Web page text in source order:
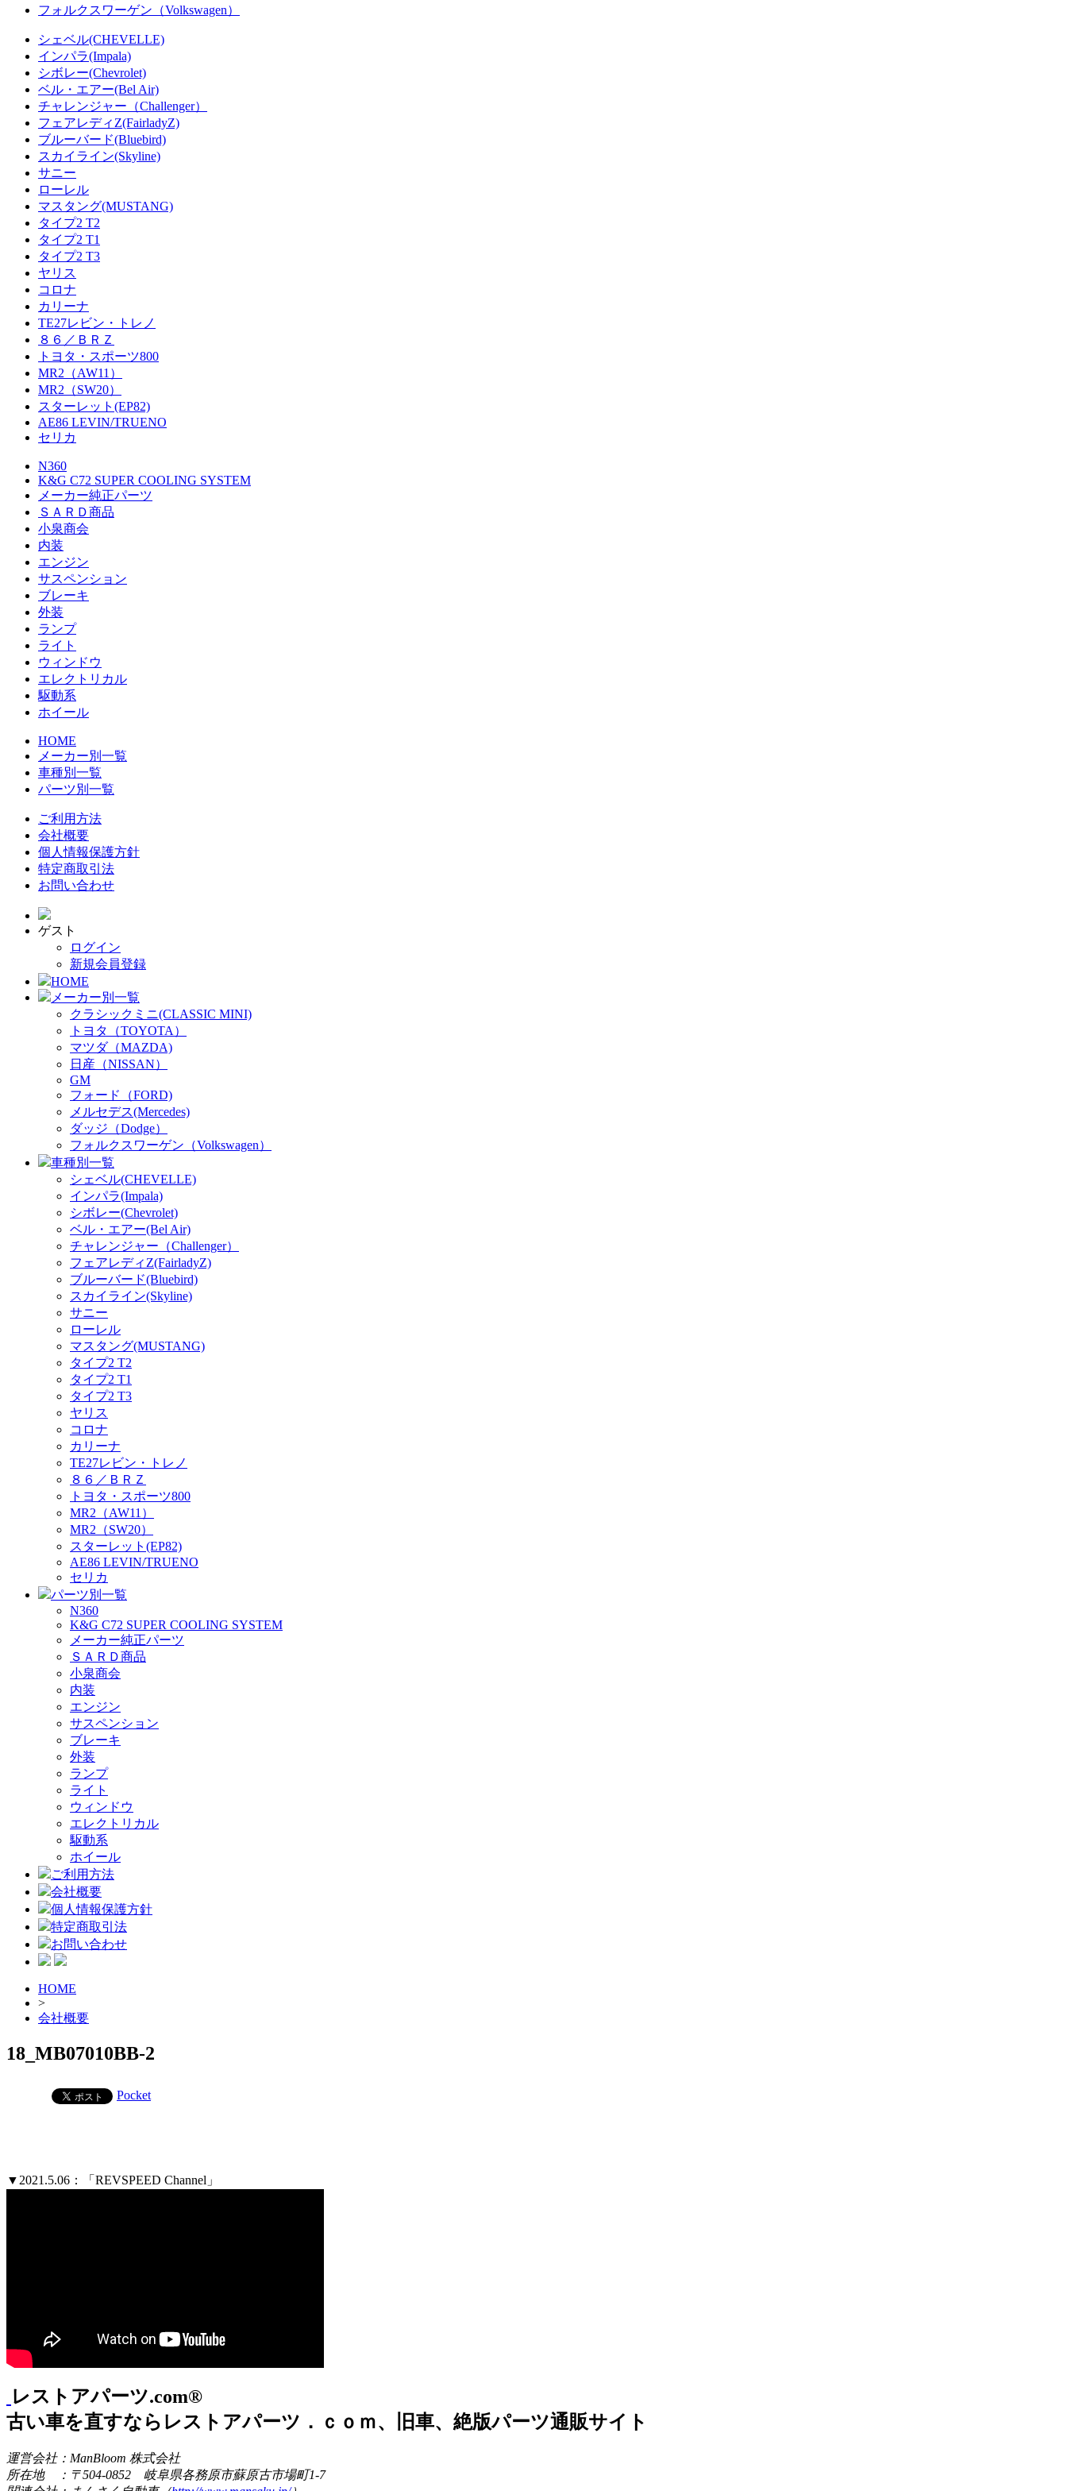
フォルクスワーゲン（Volkswagen）
シェベル(CHEVELLE)
インパラ(Impala)
シボレー(Chevrolet)
ベル・エアー(Bel Air)
チャレンジャー（Challenger）
フェアレディZ(FairladyZ)
ブルーバード(Bluebird)
スカイライン(Skyline)
サニー
ローレル
マスタング(MUSTANG)
タイプ2 T2
タイプ2 T1
タイプ2 T3
ヤリス
コロナ
カリーナ
TE27レビン・トレノ
８６／ＢＲＺ
トヨタ・スポーツ800
MR2（AW11）
MR2（SW20）
スターレット(EP82)
AE86 LEVIN/TRUENO
セリカ
N360
K&G C72 SUPER COOLING SYSTEM
メーカー純正パーツ
ＳＡＲＤ商品
小泉商会
内装
エンジン
サスペンション
ブレーキ
外装
ランプ
ライト
ウィンドウ
エレクトリカル
駆動系
ホイール
HOME
メーカー別一覧
車種別一覧
パーツ別一覧
ご利用方法
会社概要
個人情報保護方針
特定商取引法
お問い合わせ
ゲスト
ログイン
新規会員登録
HOME
メーカー別一覧
クラシックミニ(CLASSIC MINI)
トヨタ（TOYOTA）
マツダ（MAZDA)
日産（NISSAN）
GM
フォード（FORD)
メルセデス(Mercedes)
ダッジ（Dodge）
フォルクスワーゲン（Volkswagen）
車種別一覧
シェベル(CHEVELLE)
インパラ(Impala)
シボレー(Chevrolet)
ベル・エアー(Bel Air)
チャレンジャー（Challenger）
フェアレディZ(FairladyZ)
ブルーバード(Bluebird)
スカイライン(Skyline)
サニー
ローレル
マスタング(MUSTANG)
タイプ2 T2
タイプ2 T1
タイプ2 T3
ヤリス
コロナ
カリーナ
TE27レビン・トレノ
８６／ＢＲＺ
トヨタ・スポーツ800
MR2（AW11）
MR2（SW20）
スターレット(EP82)
AE86 LEVIN/TRUENO
セリカ
パーツ別一覧
N360
K&G C72 SUPER COOLING SYSTEM
メーカー純正パーツ
ＳＡＲＤ商品
小泉商会
内装
エンジン
サスペンション
ブレーキ
外装
ランプ
ライト
ウィンドウ
エレクトリカル
駆動系
ホイール
ご利用方法
会社概要
個人情報保護方針
特定商取引法
お問い合わせ
HOME
>
会社概要
18_MB07010BB-2
Pocket
▼2021.5.06：「REVSPEED Channel」
レストアパーツ.com®
古い車を直すならレストアパーツ．ｃｏｍ、旧車、絶版パーツ通販サイト
運営会社：ManBloom 株式会社
所在地 ：〒504-0852 岐阜県各務原市蘇原古市場町1-7